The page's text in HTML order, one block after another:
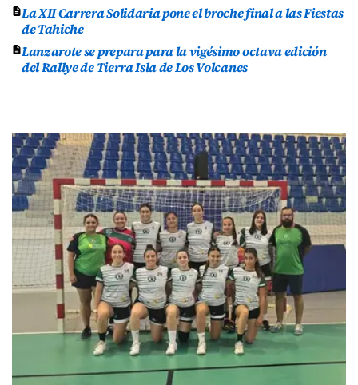
La XII Carrera Solidaria pone el broche final a las Fiestas
de Tahiche
Lanzarote se prepara para la vigésimo octava edición
del Rallye de Tierra Isla de Los Volcanes